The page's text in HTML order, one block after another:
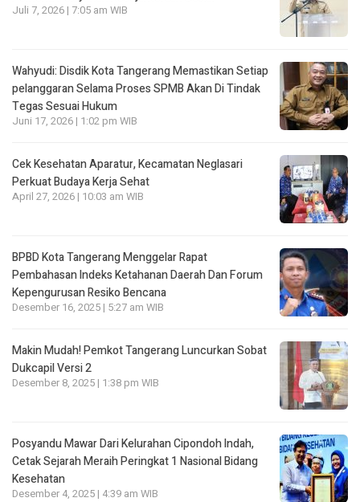
Juli 7, 2026 | 7:05 am WIB
Wahyudi: Disdik Kota Tangerang Memastikan Setiap
pelanggaran Selama Proses SPMB Akan Di Tindak
Tegas Sesuai Hukum
Juni 17, 2026 | 1:02 pm WIB
Cek Kesehatan Aparatur, Kecamatan Neglasari
Perkuat Budaya Kerja Sehat
April 27, 2026 | 10:03 am WIB
BPBD Kota Tangerang Menggelar Rapat
Pembahasan lndeks Ketahanan Daerah Dan Forum
Kepengurusan Resiko Bencana
Desember 16, 2025 | 5:27 am WIB
Makin Mudah! Pemkot Tangerang Luncurkan Sobat
Dukcapil Versi 2
Desember 8, 2025 | 1:38 pm WIB
Posyandu Mawar Dari Kelurahan Cipondoh lndah,
Cetak Sejarah Meraih Peringkat 1 Nasional Bidang
Kesehatan
Desember 4, 2025 | 4:39 am WIB